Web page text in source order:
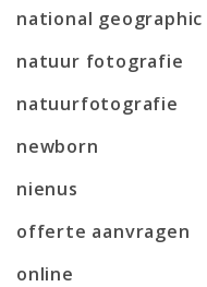
national geographic
natuur fotografie
natuurfotografie
newborn
nienus
offerte aanvragen
online